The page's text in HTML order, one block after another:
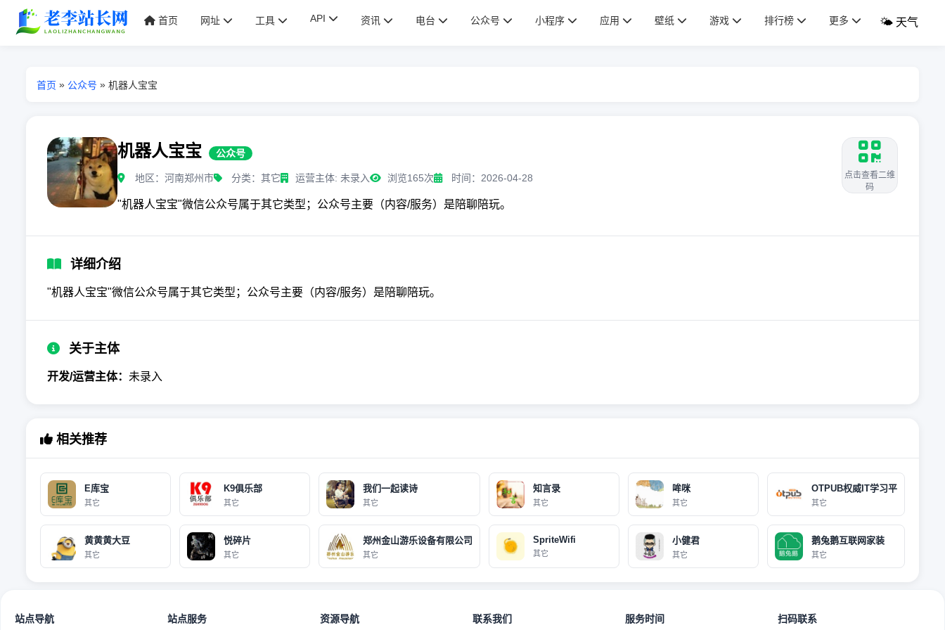
首页 网址 工具 API 资讯 电台 公众号 小程序 应用 壁纸 游戏 排行榜 更多 🌤️ 天气
首页 » 公众号 » 机器人宝宝
机器人宝宝 公众号
地区：河南郑州市 分类：其它 运营主体: 未录入 浏览165次 时间：2026-04-28
"机器人宝宝"微信公众号属于其它类型；公众号主要（内容/服务）是陪聊陪玩。
点击查看二维
码
详细介绍
"机器人宝宝"微信公众号属于其它类型；公众号主要（内容/服务）是陪聊陪玩。
关于主体
开发/运营主体： 未录入
相关推荐
E库宝
其它
K9俱乐部
其它
我们一起读诗
其它
知言录
其它
哞咪
其它
OTPUB权威IT学习平
其它
黄黄黄大豆
其它
悦碎片
其它
郑州金山游乐设备有限公司
其它
SpriteWifi
其它
小健君
其它
鹅兔鹅互联网家装
其它
站点导航 站点服务 资源导航 联系我们 服务时间 扫码联系